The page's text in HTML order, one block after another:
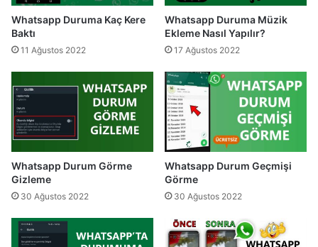
Whatsapp Duruma Kaç Kere
Baktı
11 Ağustos 2022
Whatsapp Duruma Müzik
Ekleme Nasıl Yapılır?
17 Ağustos 2022
Whatsapp Durum Görme
Gizleme
30 Ağustos 2022
Whatsapp Durum Geçmişi
Görme
30 Ağustos 2022